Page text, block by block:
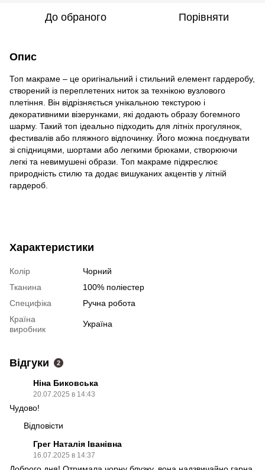
До обраного Порівняти
Опис
Топ макраме – це оригінальний і стильний елемент гардеробу,
створений із переплетених ниток за технікою вузлового
плетіння. Він відрізняється унікальною текстурою і
декоративними візерунками, які додають образу богемного
шарму. Такий топ ідеально підходить для літніх прогулянок,
фестивалів або пляжного відпочинку. Його можна поєднувати
зі спідницями, шортами або легкими брюками, створюючи
легкі та невимушені образи. Топ макраме підкреслює
природність стилю та додає вишуканих акцентів у літній
гардероб.
Характеристики
Колір
Чорний
Тканина
100% поліестер
Специфіка
Ручна робота
Країна
виробник
Україна
Відгуки 2
Ніна Биковська
20.07.2025 в 14:43
Чудово!
Відповісти
Грег Наталія Іванівна
16.07.2025 в 14:37